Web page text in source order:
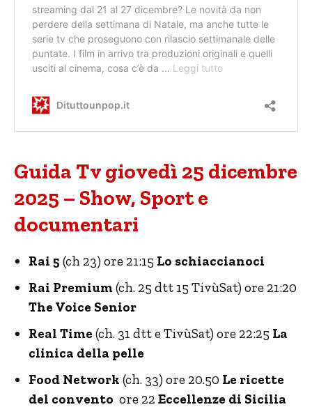
Guida Tv giovedì 25 dicembre
2025 – Show, Sport e
documentari
Rai 5 (ch 23) ore 21:15 Lo schiaccianoci
Rai Premium(ch. 25 dtt 15 TivùSat) ore 21:20
The Voice Senior
Real Time (ch. 31 dtt e TivùSat) ore 22:25 La
clinica della pelle
Food Network (ch. 33) ore 20.50 Le ricette
del convento ore 22 Eccellenze di Sicilia